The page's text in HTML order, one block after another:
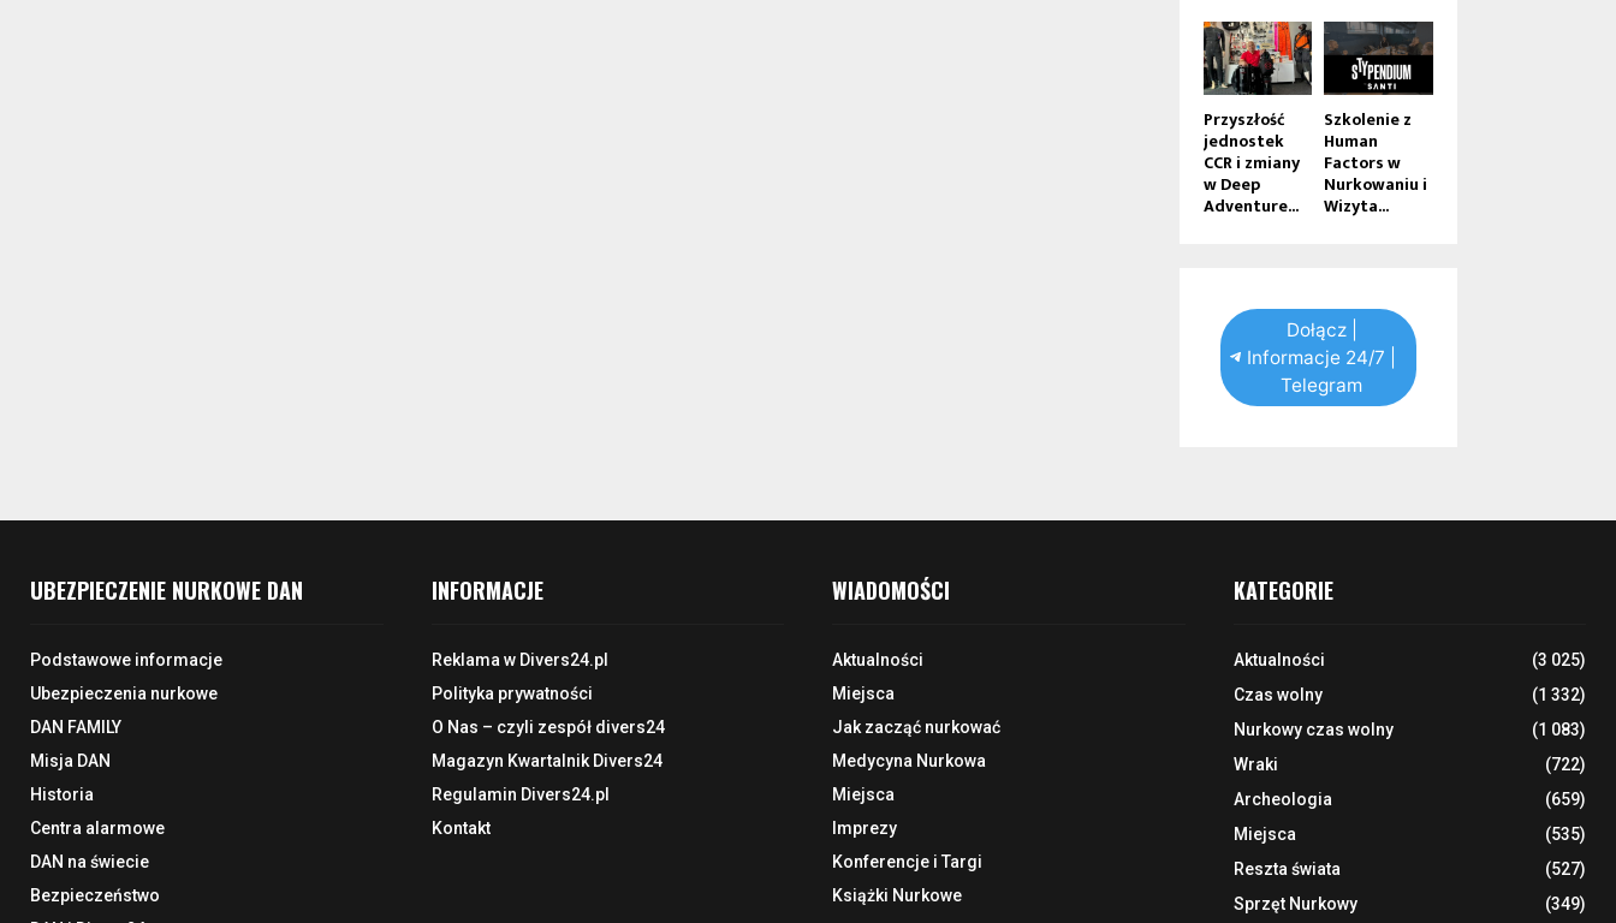
Przyszłość
jednostek
CCR i zmiany
w Deep
Adventure...
Szkolenie z
Human
Factors w
Nurkowaniu i
Wizyta...
Dołącz |
Informacje 24/7 |
Telegram
UBEZPIECZENIE NURKOWE DAN
Podstawowe informacje
Ubezpieczenia nurkowe
DAN FAMILY
Misja DAN
Historia
Centra alarmowe
DAN na świecie
Bezpieczeństwo
INFORMACJE
Reklama w Divers24.pl
Polityka prywatności
O Nas – czyli zespół divers24
Magazyn Kwartalnik Divers24
Regulamin Divers24.pl
Kontakt
WIADOMOŚCI
Aktualności
Miejsca
Jak zacząć nurkować
Medycyna Nurkowa
Miejsca
Imprezy
Konferencje i Targi
Książki Nurkowe
KATEGORIE
Aktualności
(3 025)
Czas wolny
(1 332)
Nurkowy czas wolny
(1 083)
Wraki
(722)
Archeologia
(659)
Miejsca
(535)
Reszta świata
(527)
Sprzęt Nurkowy
(349)